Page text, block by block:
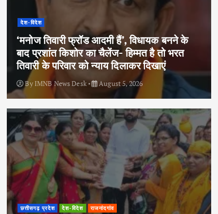
देश-विदेश
‘मनोज तिवारी फ्रॉड आदमी हैं’, विधायक बनने के
बाद प्रशांत किशोर का चैलेंज- हिम्मत है तो भरत
तिवारी के परिवार को न्याय दिलाकर दिखाएं
By IMNB News Desk August 5, 2026
छत्तीसगढ़ प्रदेश देश-विदेश राजनांदगांव